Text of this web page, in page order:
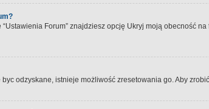
“Ustawienia Forum” znajdziesz opcję Ukryj moją obecność
byc odzyskane, istnieje możliwość zresetowania go. Aby